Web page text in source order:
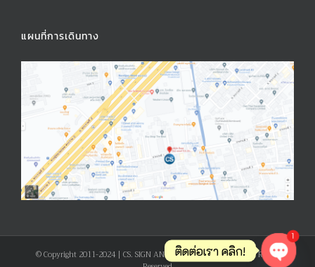
แผนที่การเดินทาง
© Copyright 2011-2024 | CS. SIGN AND PRODUCT CO., LTD. | All Rights
ติดต่อเรา คลิก!
1